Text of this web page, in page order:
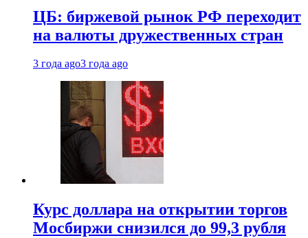
ЦБ: биржевой рынок РФ переходит
на валюты дружественных стран
3 года ago3 года ago
Курс доллара на открытии торгов
Мосбиржи снизился до 99,3 рубля